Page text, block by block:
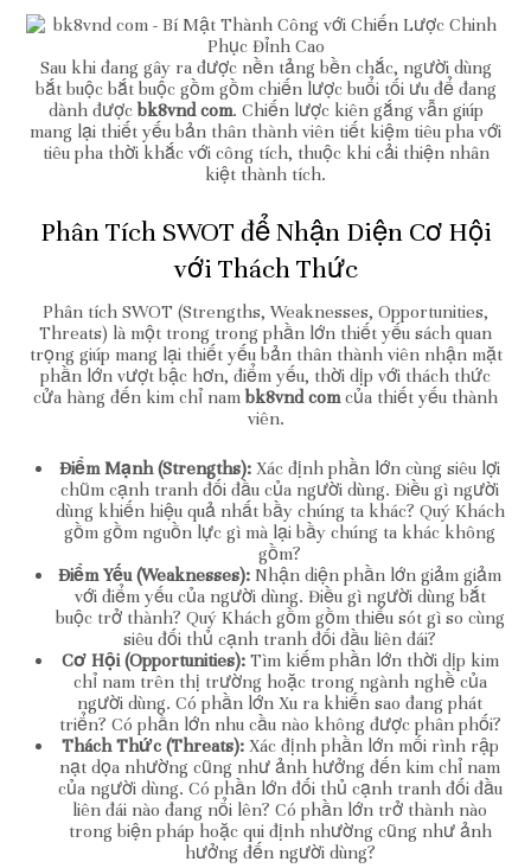
Sau khi đang gây ra được nền tảng bền chắc, người dùng
bắt buộc bắt buộc gồm gồm chiến lược buổi tối ưu để đang
dành được bk8vnd com. Chiến lược kiên gắng vẫn giúp
mang lại thiết yếu bản thân thành viên tiết kiệm tiêu pha với
tiêu pha thời khắc với công tích, thuộc khi cải thiện nhân
kiệt thành tích.
Phân Tích SWOT để Nhận Diện Cơ Hội
với Thách Thức
Phân tích SWOT (Strengths, Weaknesses, Opportunities,
Threats) là một trong trong phần lớn thiết yếu sách quan
trọng giúp mang lại thiết yếu bản thân thành viên nhận mặt
phần lớn vượt bậc hơn, điểm yếu, thời dịp với thách thức
cửa hàng đến kim chỉ nam bk8vnd comcủa thiết yếu thành
viên.
Điểm Mạnh (Strengths): Xác định phần lớn cùng siêu lợi
chũm cạnh tranh đối đầu của người dùng. Điều gì người
dùng khiến hiệu quả nhất bầy chúng ta khác? Quý Khách
gồm gồm nguồn lực gì mà lại bầy chúng ta khác không
gồm?
Điểm Yếu (Weaknesses): Nhận diện phần lớn giảm giảm
với điểm yếu của người dùng. Điều gì người dùng bắt
buộc trở thành? Quý Khách gồm gồm thiếu sót gì so cùng
siêu đối thủ cạnh tranh đối đầu liên đái?
Cơ Hội (Opportunities):Tìm kiếm phần lớn thời dịp kim
chỉ nam trên thị trường hoặc trong ngành nghề của
người dùng. Có phần lớn Xu ra khiến sao đang phát
triển? Có phần lớn nhu cầu nào không được phân phối?
Thách Thức (Threats):Xác định phần lớn mối rình rập
nạt dọa nhường cũng như ảnh hưởng đến kim chỉ nam
của người dùng. Có phần lớn đối thủ cạnh tranh đối đầu
liên đái nào đang nổi lên? Có phần lớn trở thành nào
trong biện pháp hoặc qui định nhường cũng như ảnh
hưởng đến người dùng?